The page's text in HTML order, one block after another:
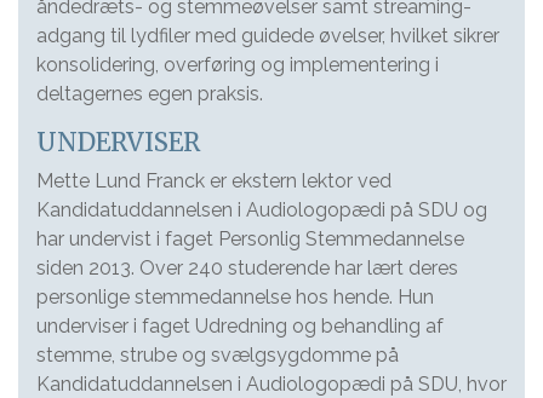
åndedræts- og stemmeøvelser samt streaming-
adgang til lydfiler med guidede øvelser, hvilket sikrer
konsolidering, overføring og implementering i
deltagernes egen praksis.
UNDERVISER
Mette Lund Franck er ekstern lektor ved
Kandidatuddannelsen i Audiologopædi på SDU og
har undervist i faget Personlig Stemmedannelse
siden 2013. Over 240 studerende har lært deres
personlige stemmedannelse hos hende. Hun
underviser i faget Udredning og behandling af
stemme, strube og svælgsygdomme på
Kandidatuddannelsen i Audiologopædi på SDU, hvor